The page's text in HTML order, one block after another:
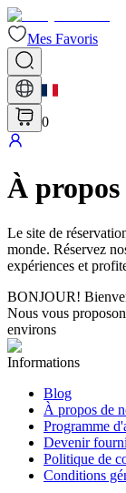
Mes Favoris
0
À propos
Le site de
monde. Réservez
expériences et
BONJOUR!
Nous vous
environs
Informations
Blog
À propos de
Programme
Devenir
Politique de
Conditions